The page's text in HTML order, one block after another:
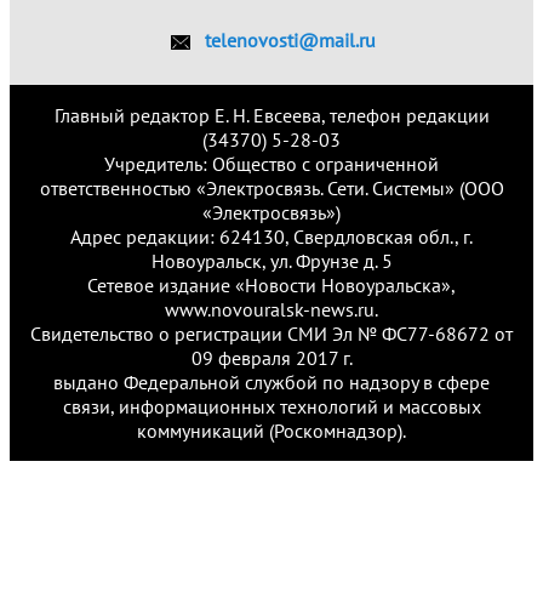
telenovosti@mail.ru
Главный редактор Е. Н. Евсеева, телефон редакции
(34370) 5-28-03
Учредитель: Общество с ограниченной
ответственностью «Электросвязь. Сети. Системы» (ООО
«Электросвязь»)
Адрес редакции: 624130, Свердловская обл., г.
Новоуральск, ул. Фрунзе д. 5
Сетевое издание «Новости Новоуральска»,
www.novouralsk-news.ru.
Свидетельство о регистрации СМИ Эл № ФС77-68672 от
09 февраля 2017 г.
выдано Федеральной службой по надзору в сфере
связи, информационных технологий и массовых
коммуникаций (Роскомнадзор).